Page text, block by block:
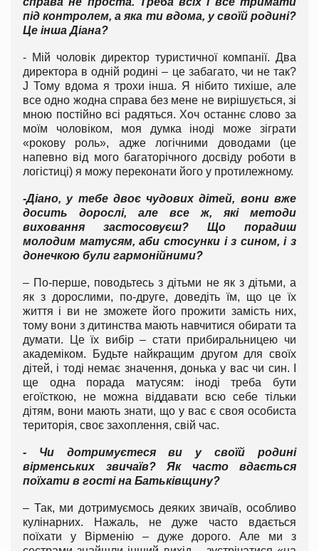
під контролем, а яка ти вдома, у своїй родині?
Це інша Діана?
- Мій чоловік директор туристичної компанії. Два
директора в одній родині – це забагато, чи не так?
J Тому вдома я трохи інша. Я нібито тихіше, але
все одно жодна справа без мене не вирішується, зі
мною постійно всі радяться. Хоч останнє слово за
моїм чоловіком, моя думка іноді може зіграти
«рокову роль», адже логічними доводами (це
напевно від мого багаторічного досвіду роботи в
логістиці) я можу переконати його у протилежному.
-Діано, у тебе двоє чудових дітей, вони вже
досить дорослі, але все ж, які методи
виховання застосовуєш? Що порадиш
молодим матусям, аби стосунки і з сином, і з
донечкою були гармонійними?
– По-перше, поводьтесь з дітьми не як з дітьми, а
як з дорослими, по-друге, доведіть їм, що це їх
життя і ви не зможете його прожити замість них,
тому вони з дитинства мають навчитися обирати та
думати. Це їх вибір – стати прибиральницею чи
академіком. Будьте найкращим другом для своїх
дітей, і тоді немає значення, донька у вас чи син. І
ще одна порада матусям: іноді треба бути
егоїсткою, не можна віддавати всю себе тільки
дітям, вони мають знати, що у вас є своя особиста
територія, своє захоплення, свій час.
- Чи дотримуєтеся ви у своїй родині
вірменських звичаїв? Як часто вдається
поїхати в гості на Батьківщину?
– Так, ми дотримуємось деяких звичаїв, особливо
кулінарних. Нажаль, не дуже часто вдається
поїхати у Вірменію – дуже дорого. Але ми з